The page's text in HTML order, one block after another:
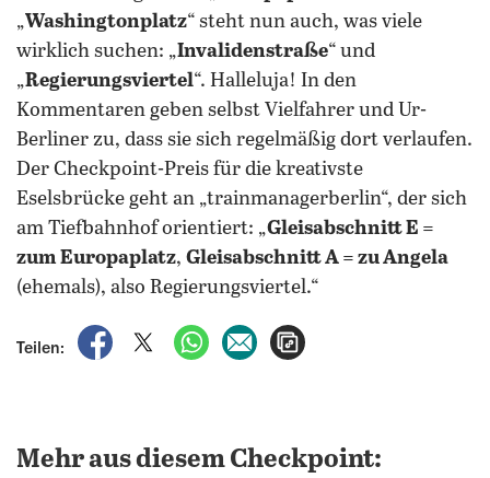
„Washingtonplatz“ steht nun auch, was viele
wirklich suchen: „Invalidenstraße“ und
„Regierungsviertel“. Halleluja! In den
Kommentaren geben selbst Vielfahrer und Ur-
Berliner zu, dass sie sich regelmäßig dort verlaufen.
Der Checkpoint-Preis für die kreativste
Eselsbrücke geht an „trainmanagerberlin“, der sich
am Tiefbahnhof orientiert: „Gleisabschnitt E =
zum Europaplatz, Gleisabschnitt A = zu Angela
(ehemals), also Regierungsviertel.“
Teilen:
auf Facebook teilen
auf X teilenper WhatsApp teilen
per E-Mail teilen
Mehr aus diesem Checkpoint: